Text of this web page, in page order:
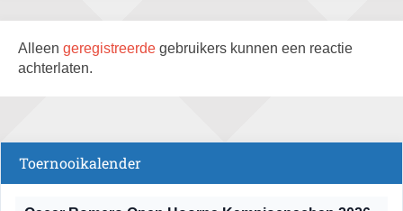
Alleen geregistreerde gebruikers kunnen een reactie
achterlaten.
Toernooikalender